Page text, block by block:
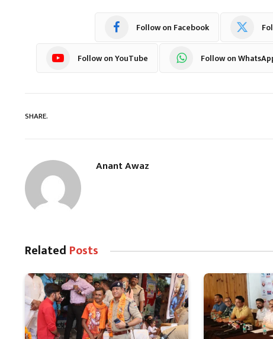
Follow on Facebook
Follow on YouTube Follow on
SHARE.
Anant Awaz
Related Posts